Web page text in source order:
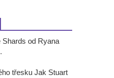
od Ryana
třesku Jak Stuart